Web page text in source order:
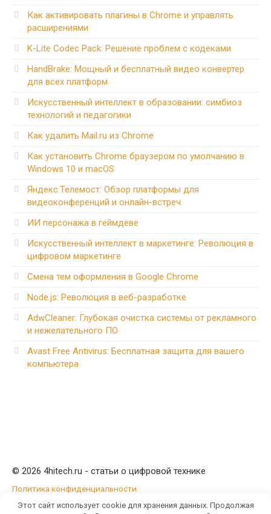
Как активировать плагины в Chrome и управлять
расширениями
K-Lite Codec Pack: Решение проблем с кодеками
HandBrake: Мощный и бесплатный видео конвертер
для всех платформ
Искусственный интеллект в образовании: симбиоз
технологий и педагогики
Как удалить Mail.ru из Chrome
Как установить Chrome браузером по умолчанию в
Windows 10 и macOS
Яндекс.Телемост: Обзор платформы для
видеоконференций и онлайн-встреч
ИИ персонажа в геймдеве
Искусственный интеллект в маркетинге: Революция в
цифровом маркетинге
Смена тем оформления в Google Chrome
Node.js: Революция в веб-разработке
AdwCleaner: Глубокая очистка системы от рекламного
и нежелательного ПО
Avast Free Antivirus: Бесплатная защита для вашего
компьютера
© 2026 4hitech.ru - статьи о цифровой технике
Политика конфиденциальности
Этот сайт использует cookie для хранения данных. Продолжая